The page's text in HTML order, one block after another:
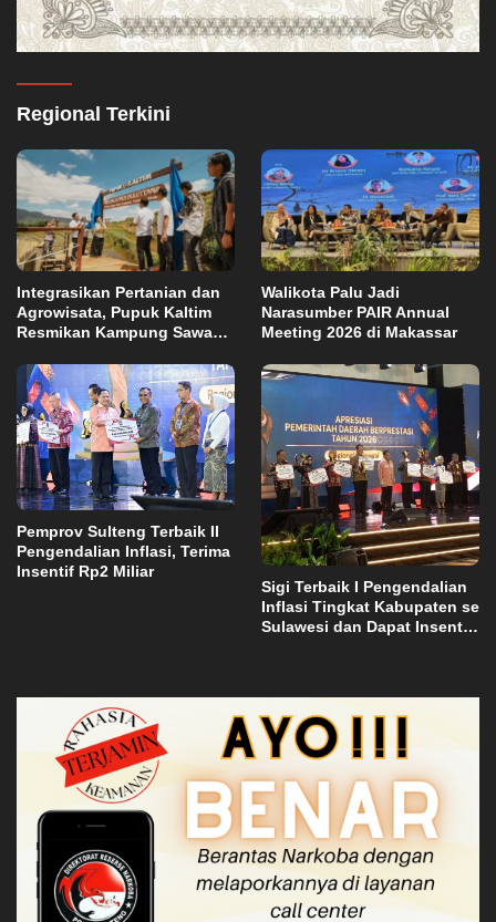
Regional Terkini
Integrasikan Pertanian dan
Agrowisata, Pupuk Kaltim
Resmikan Kampung Sawah
Walikota Palu Jadi
Narasumber PAIR Annual
Meeting 2026 di Makassar
Pemprov Sulteng Terbaik II
Pengendalian Inflasi, Terima
Insentif Rp2 Miliar
Sigi Terbaik I Pengendalian
Inflasi Tingkat Kabupaten se
Sulawesi dan Dapat Insentif